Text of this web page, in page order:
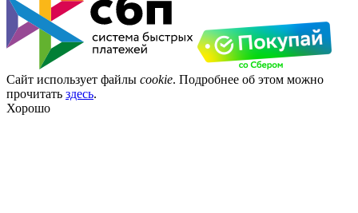
Сайт использует файлы cookie. Подробнее об этом можно
прочитать здесь.
Хорошо